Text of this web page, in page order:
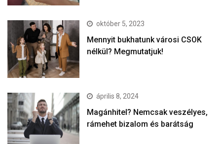
október 5, 2023
Mennyit bukhatunk városi CSOK
nélkül? Megmutatjuk!
április 8, 2024
Magánhitel? Nemcsak veszélyes,
rámehet bizalom és barátság